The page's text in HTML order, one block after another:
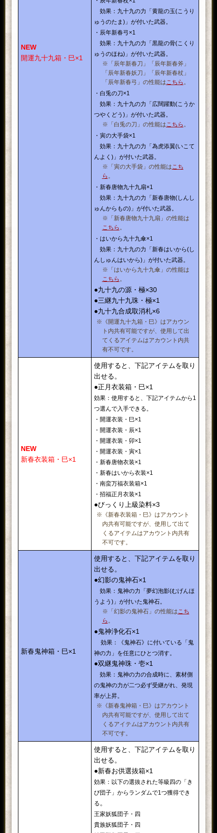
NEW
開運九十九箱・巳×1
効果：九十九の力「黄龍の玉(こうり
ゅうのたま)」が付いた武器。
・辰年新春弓×1
効果：九十九の力「黒龍の骨(こくり
ゅうのほね)」が付いた武器。
※「辰年新春刀」「辰年新春斧」
「辰年新春妖刀」「辰年新春杖」
「辰年新春弓」の性能はこちら 。
・白兎の刀×1
効果：九十九の力「広闊躍動(こうか
つやくどう)」が付いた武器。
※「白兎の刀」の性能はこちら 。
・寅の大手袋×1
効果：九十九の力「為虎添翼(いこて
んよく)」が付いた武器。
※「寅の大手袋」の性能はこち
ら 。
・新春唐物九十九扇×1
効果：九十九の力「新春唐物(しんし
ゅんからもの)」が付いた武器。
※「新春唐物九十九扇」の性能は
こちら 。
・はいから九十九傘×1
効果：九十九の力「新春はいから(し
んしゅんはいから)」が付いた武器。
※「はいから九十九傘」の性能は
こちら 。
●九十九の源・極×30
●三継九十九珠・極×1
●九十九合成取消札×6
※《開運九十九箱・巳》はアカウン
ト内共有可能ですが、使用して出
てくるアイテムはアカウント内共
有不可です。
NEW
新春衣装箱・巳×1
使用すると、下記アイテムを取り
出せる。
●正月衣装箱・巳×1
効果：使用すると、下記アイテムから1
つ選んで入手できる。
・開運衣装・巳×1
・開運衣装・辰×1
・開運衣装・卯×1
・開運衣装・寅×1
・新春唐物衣装×1
・新春はいから衣装×1
・南蛮万福衣装箱×1
・招福正月衣装×1
●びっくり上級染料×3
※《新春衣装箱・巳》はアカウント
内共有可能ですが、使用して出て
くるアイテムはアカウント内共有
不可です。
新春鬼神箱・巳×1
使用すると、下記アイテムを取り
出せる。
●幻影の鬼神石×1
効果：鬼神の力「夢幻泡影(むげんほ
うよう)」が付いた鬼神石。
※「幻影の鬼神石」の性能はこち
ら 。
●鬼神浄化石×1
効果：《鬼神石》に付いている「鬼
神の力」を任意にひとつ消す。
●双継鬼神珠・壱×1
効果：鬼神の力の合成時に、素材側
の鬼神の力が二つ必ず受継がれ、発現
率が上昇。
※《新春鬼神箱・巳》はアカウント
内共有可能ですが、使用して出て
くるアイテムはアカウント内共有
不可です。
使用すると、下記アイテムを取り
出せる。
●新春お供選抜箱×1
効果：以下の選抜された等級四の「き
び団子」からランダムで1つ獲得でき
る 。
王家妖狐団子・四
貴族妖狐団子・四